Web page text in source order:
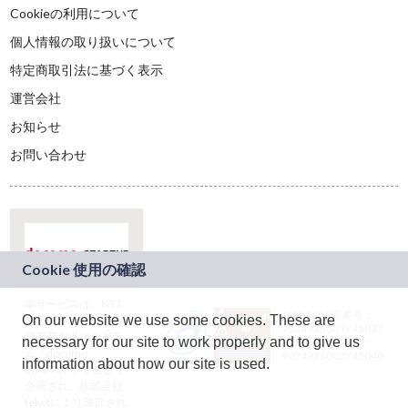
Cookieの利用について
個人情報の取り扱いについて
特定商取引法に基づく表示
運営会社
お知らせ
お問い合わせ
ドコモグループの新
規事業創出プログラ
ム「docomo
STARTUP」を通じて
JASRAC許諾番号：
9024936001Y45037
JASRAC許諾番号：
On our website we use some cookies. These are
necessary for our site to work properly and to give us
information about how our site is used.